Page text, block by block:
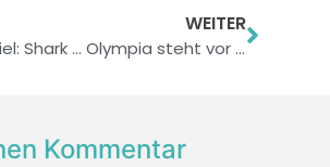
Gratis Spiel: Shark Dash
WEITER
Olympia steht vor der Tür: drei offizielle Apps zu London 2012
Kommentar